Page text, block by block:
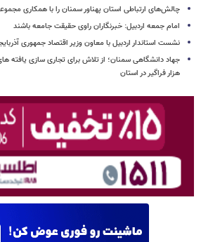
چالش‌های ارتباطی استان پهناور سمنان را با همکاری
امام جمعه اردبیل: خبرنگاران راوی حقیقت جامعه باشند
نشست استاندار اردبیل با معاون وزیر اقتصاد جمهوری
هزار فراگیر در استان